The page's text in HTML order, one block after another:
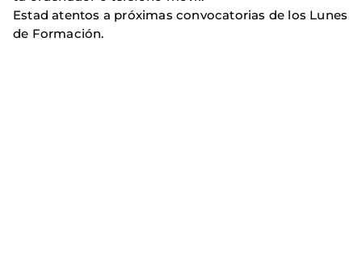
Estad atentos a próximas convocatorias de los Lunes
de Formación.